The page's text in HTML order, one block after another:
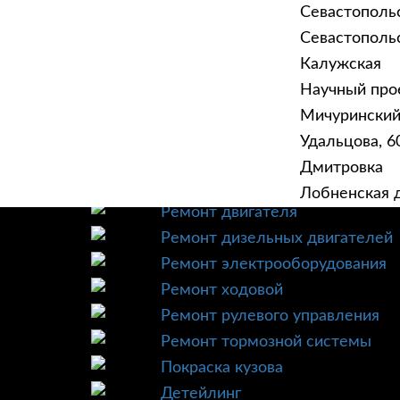
Калужская
Научный
Мичуринский
Удальцова,
Дмитровка
Лобненская
Техническое обслуживание
Ремонт трансмиссии
Ремонт двигателя
Ремонт дизельных двигателей
Ремонт электрооборудования
Ремонт ходовой
Ремонт рулевого управления
Ремонт тормозной системы
Покраска кузова
Детейлинг